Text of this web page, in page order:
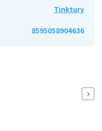
Tinktury
8595058904636
Next